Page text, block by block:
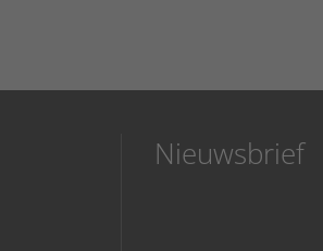
Nieuwsbrief